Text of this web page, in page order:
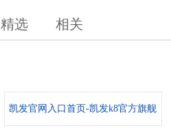
精选 相关
凯发官网入口首页-凯发k8官方旗舰